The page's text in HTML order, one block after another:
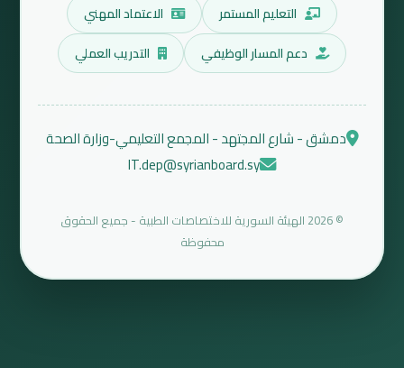
التعليم المستمر
الاعتماد المهني
دعم المسار الوظيفي
التدريب العملي
دمشق - شارع المجتهد - المجمع التعليمي-وزارة الصحة
IT.dep@syrianboard.sy
© 2026 الهيئة السورية للاختصاصات الطبية - جميع الحقوق
محفوظة